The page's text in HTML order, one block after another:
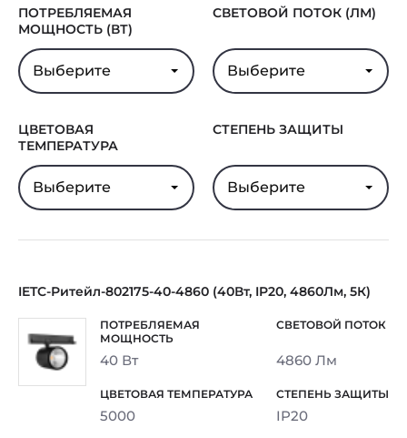
ПОТРЕБЛЯЕМАЯ
МОЩНОСТЬ (ВТ)
Выберите
СВЕТОВОЙ ПОТОК (ЛМ)
Выберите
ЦВЕТОВАЯ
ТЕМПЕРАТУРА
Выберите
СТЕПЕНЬ ЗАЩИТЫ
Выберите
IETC-Ритейл-802175-40-4860 (40Вт, IP20, 4860Лм, 5К)
40 Вт 4860 Лм
5000 IP20